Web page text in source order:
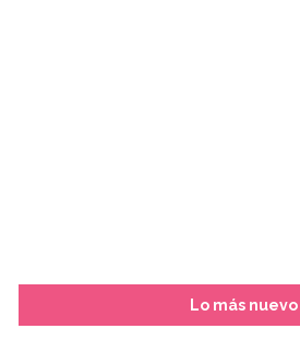
Lo más nuevo